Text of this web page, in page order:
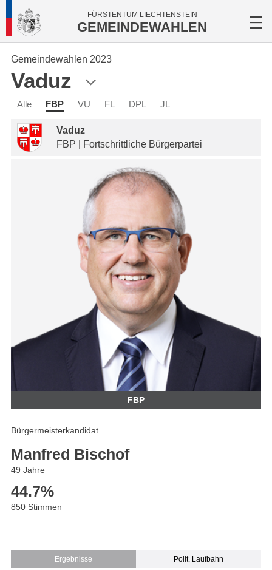
FÜRSTENTUM LIECHTENSTEIN
GEMEINDEWAHLEN
Gemeindewahlen 2023
Vaduz
Alle FBP VU FL DPL JL
Vaduz
FBP | Fortschrittliche Bürgerpartei
FBP
Bürgermeisterkandidat
Manfred Bischof
49 Jahre
44.7%
850 Stimmen
Ergebnisse Polit. Laufbahn